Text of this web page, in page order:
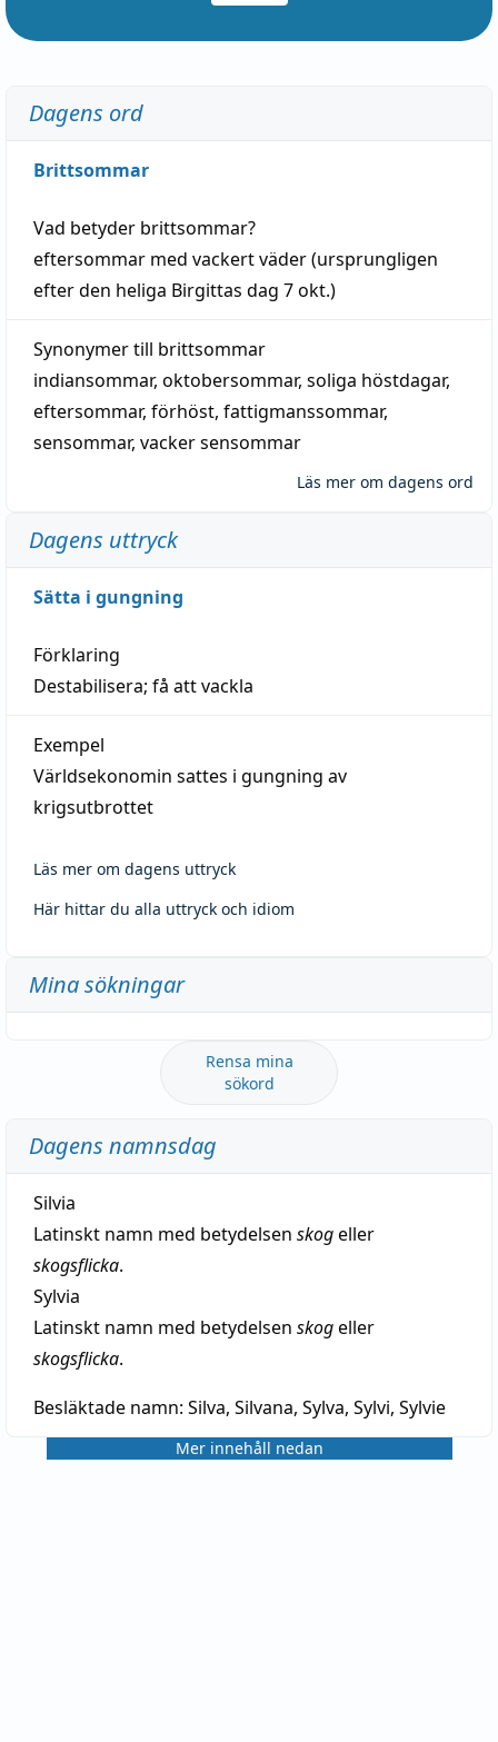
Dagens ord
Brittsommar
Vad betyder brittsommar?
eftersommar med vackertväder(ursprungligen
efter den heliga Birgittas dag 7 okt.)
Synonymer till brittsommar
indiansommar, oktobersommar, soliga höstdagar,
eftersommar, förhöst, fattigmanssommar,
sensommar, vacker sensommar
Läs mer om dagens ord
Dagens uttryck
Sätta i gungning
Förklaring
Destabilisera; få att vackla
Exempel
Världsekonomin sattes i gungning av
krigsutbrottet
Läs mer om dagens uttryck
Här hittar du alla uttryck och idiom
Mina sökningar
Rensa mina
sökord
Dagens namnsdag
Silvia
Latinskt namn med betydelsen skogeller
skogsflicka.
Sylvia
Latinskt namn med betydelsen skogeller
skogsflicka.
Besläktade namn: Silva, Silvana, Sylva, Sylvi, Sylvie
Mer innehåll nedan